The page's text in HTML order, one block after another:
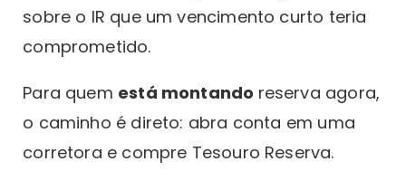
sobre o IR que um vencimento curto teria
comprometido.
Para quem está montando reserva agora,
o caminho é direto: abra conta em uma
corretora e compre Tesouro Reserva.